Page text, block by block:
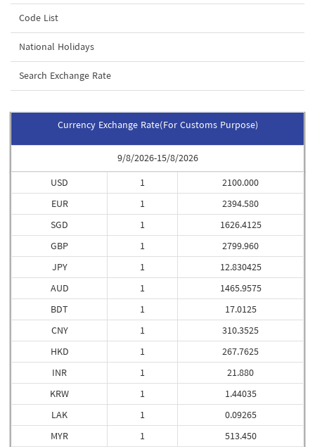
Code List
National Holidays
Search Exchange Rate
Currency Exchange Rate(For Customs Purpose)
9/8/2026-15/8/2026
USD
EUR
SGD
GBP
JPY
AUD
BDT
CNY
HKD
INR
KRW
LAK
MYR
1
1
1
1
1
1
1
1
1
1
1
1
1
2100.000
2394.580
1626.4125
2799.960
12.830425
1465.9575
17.0125
310.3525
267.7625
21.880
1.44035
0.09265
513.450